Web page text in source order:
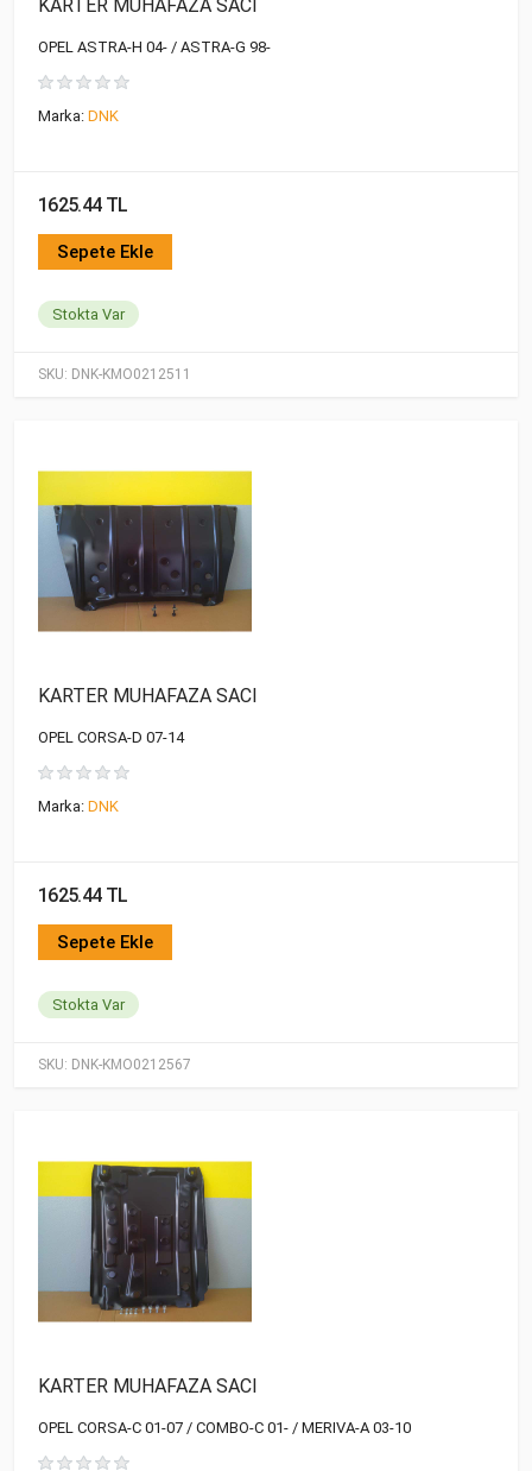
SKU: DNK-KMO0212511
KARTER MUHAFAZA SACI
OPEL ASTRA-H 04- / ASTRA-G 98-
Marka: DNK
1625.44 TL
Sepete Ekle
Stokta Var
SKU: DNK-KMO0212567
KARTER MUHAFAZA SACI
OPEL CORSA-D 07-14
Marka: DNK
1625.44 TL
Sepete Ekle
Stokta Var
KARTER MUHAFAZA SACI
OPEL CORSA-C 01-07 / COMBO-C 01- / MERIVA-A 03-10